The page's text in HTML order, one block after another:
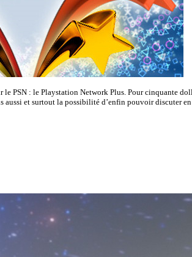
PSN : le Playstation Network Plus. Pour cinquante
aussi et surtout la possibilité d’enfin pouvoir discuter